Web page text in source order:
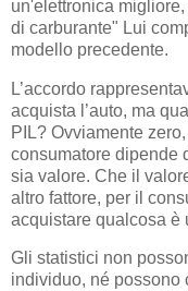
un'elettronica
di carburante" Lui
modello precedente.
L’accordo
acquista l’auto, ma
PIL? Ovviamente
consumatore dipende
sia valore. Che il
altro fattore, per il
acquistare qualcosa è
Gli statistici non
individuo, né possono